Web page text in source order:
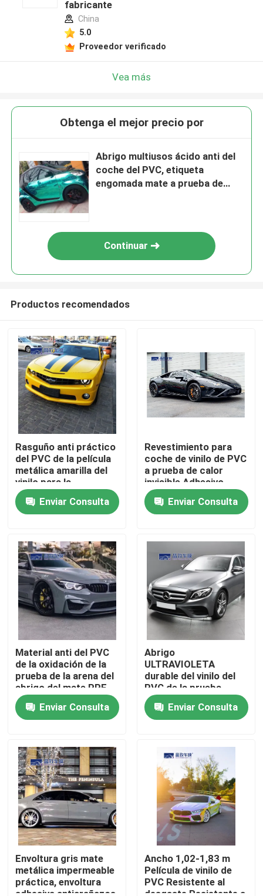
Inicio
Productos
Videos
Sobre nosotros
Visita a la fábrica
Contacto
noticias
Todos los casos
Película de protección de pintura coloreada
fabricante
China
5.0
Proveedor verificado
Vea más
Obtenga el mejor precio por
Abrigo multiusos ácido anti del
coche del PVC, etiqueta
engomada mate a prueba de
Continuar
Productos recomendados
Rasguño anti práctico
del PVC de la película
metálica amarilla del
vinilo para la
carrocería
Enviar Consulta
Revestimiento para
coche de vinilo de PVC
a prueba de calor
invisible Adhesivo
extraíble resistente al
fuegoEnviar Consulta
Material anti del PVC
de la oxidación de la
prueba de la arena del
abrigo del mate PPF
del coche cristalino de
RoHSEnviar Consulta
Abrigo
ULTRAVIOLETA
durable del vinilo del
PVC de la prueba,
protección resistente
PPF del coche del
desgaste
Enviar Consulta
Envoltura gris mate
metálica impermeable
práctica, envoltura
adhesiva antiarañazos
Ancho 1,02-1,83 m
Película de vinilo de
PVC Resistente al
desgaste Resistente a